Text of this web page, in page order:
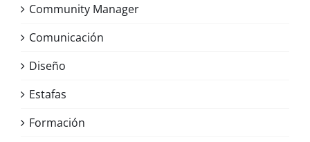
Community Manager
Comunicación
Diseño
Estafas
Formación